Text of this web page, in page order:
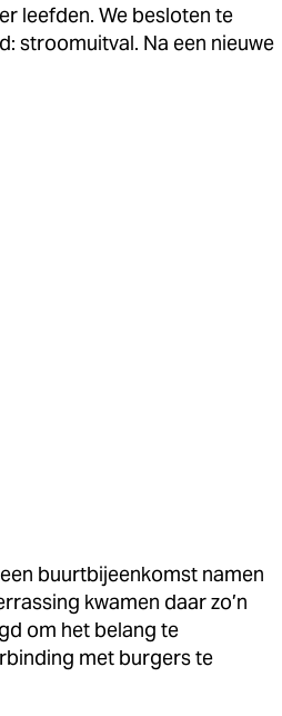
leefden. We besloten te
stroomuitval. Na een nieuwe
buurtbijeenkomst namen
kwamen daar zo’n
om het belang te
met burgers te